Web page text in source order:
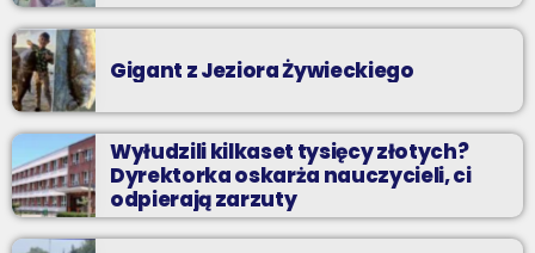
Gigant z Jeziora Żywieckiego
Wyłudzili kilkaset tysięcy złotych?
Dyrektorka oskarża nauczycieli, ci
odpierają zarzuty